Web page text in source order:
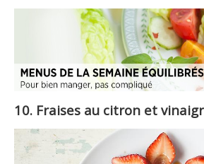
10. Fraises au citron et